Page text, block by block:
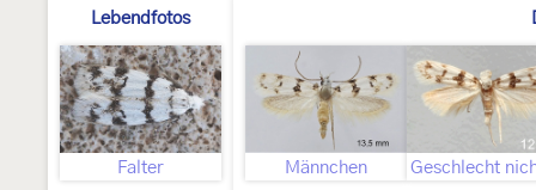
Lebendfotos
Falter Männchen